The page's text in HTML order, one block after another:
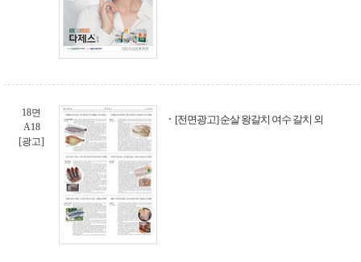
18면
A18
[광고]
[전면광고] 순살 왕갈치 여수 갈치 외